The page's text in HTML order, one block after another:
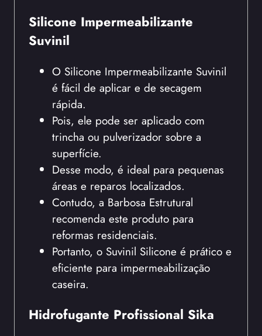
Silicone Impermeabilizante
Suvinil
O Silicone Impermeabilizante Suvinil
é fácil de aplicar e de secagem
rápida.
Pois, ele pode ser aplicado com
trincha ou pulverizador sobre a
superfície.
Desse modo, é ideal para pequenas
áreas e reparos localizados.
Contudo, a Barbosa Estrutural
recomenda este produto para
reformas residenciais.
Portanto, o Suvinil Silicone é prático e
eficiente para impermeabilização
caseira.
Hidrofugante Profissional Sika